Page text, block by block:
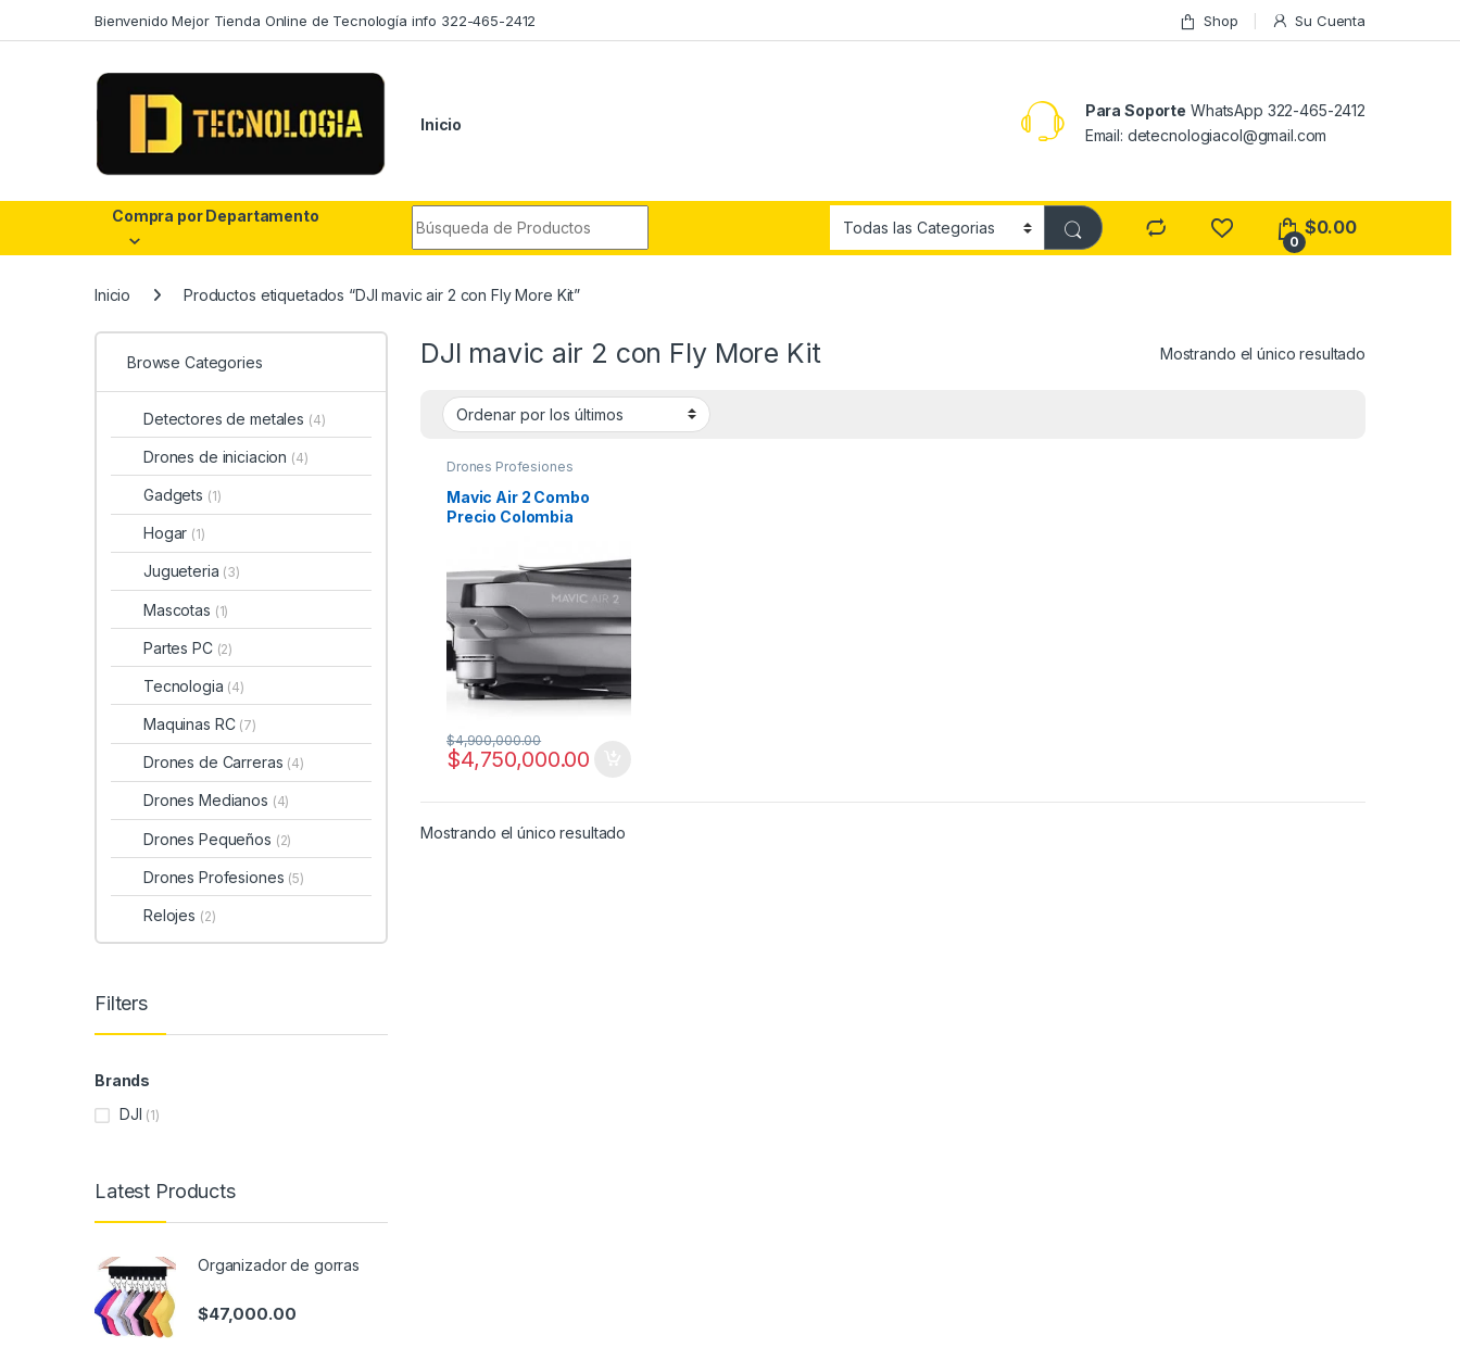
Bienvenido Mejor Tienda Online de Tecnología info 322-465-2412 Shop Su Cuenta
Inicio
Para Soporte WhatsApp 322-465-2412
Email: detecnologiacol@gmail.com
Compra por Departamento
0
$0.00
Inicio Productos etiquetados “DJI mavic air 2 con Fly More Kit”
DJI mavic air 2 con Fly More Kit Mostrando el único resultado
Drones Profesiones
Mavic Air 2 Combo
Precio Colombia
$4,750,000.00
$4,900,000.00
Mostrando el único resultado
Browse Categories
Detectores de metales (4)
Drones de iniciacion (4)
Gadgets (1)
Hogar (1)
Jugueteria (3)
Mascotas (1)
Partes PC (2)
Tecnologia (4)
Maquinas RC (7)
Drones de Carreras (4)
Drones Medianos (4)
Drones Pequeños (2)
Drones Profesiones (5)
Relojes (2)
Filters
Brands
DJI (1)
Latest Products
Organizador de gorras
$47,000.00